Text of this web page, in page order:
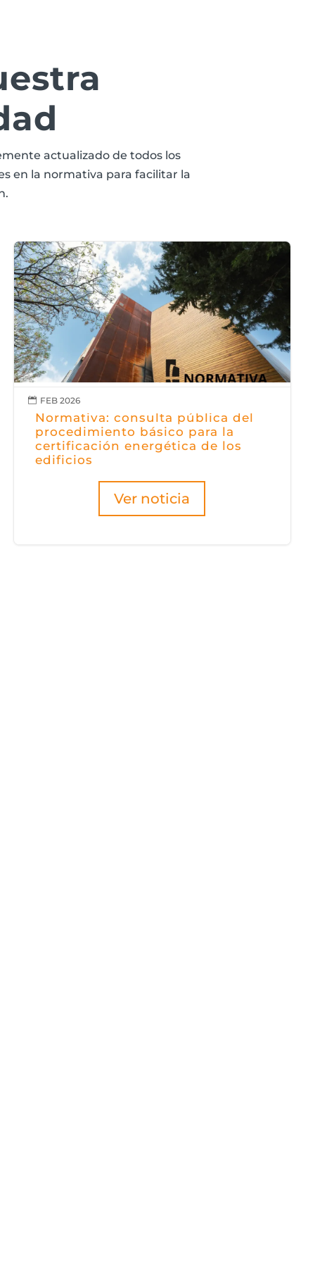
actualizado de todos los
en la normativa para facilitar la
Normativa: consulta pública del
procedimiento básico para la
certificación energética de los
edificios
Ver noticia
 FEB 2026